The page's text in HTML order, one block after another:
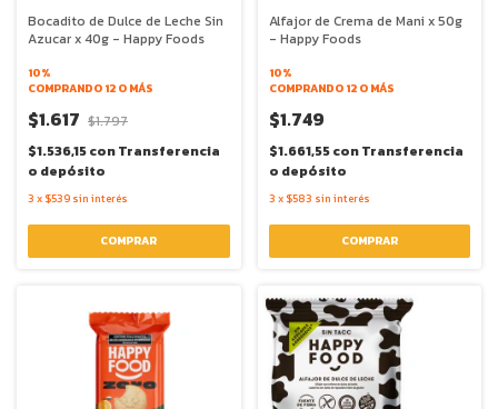
Bocadito de Dulce de Leche Sin
Azucar x 40g - Happy Foods
10%
COMPRANDO 12 O MÁS
$1.617 $1.797
$1.536,15conTransferencia
o depósito
3 x $539 sin interés
Alfajor de Crema de Mani x 50g
- Happy Foods
10%
COMPRANDO 12 O MÁS
$1.749
$1.661,55conTransferencia
o depósito
3 x $583 sin interés